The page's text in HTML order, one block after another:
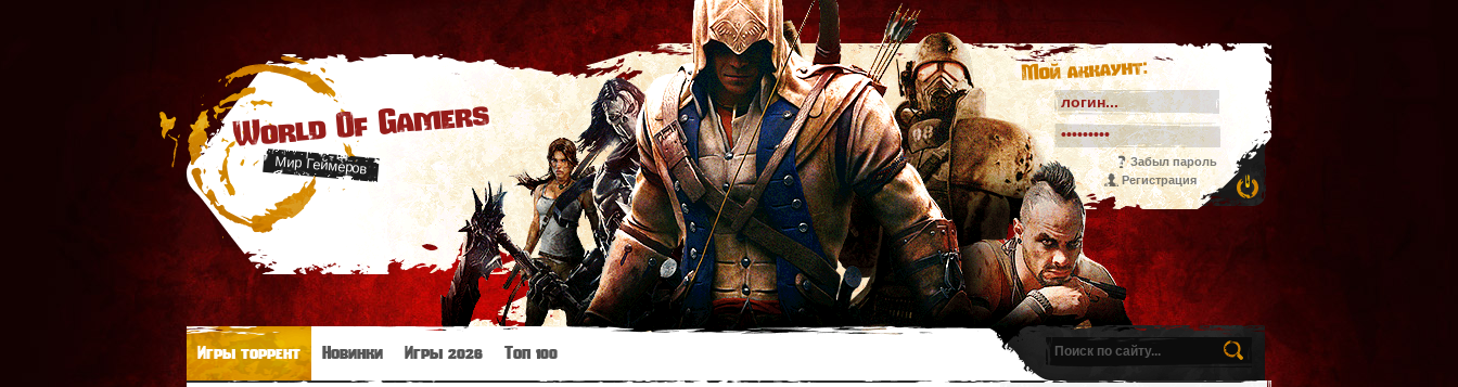
World Of Gamers
Мир Геймеров
Мой аккаунт:
Забыл пароль
Регистрация
Игры торрент Новинки Игры 2026 Топ 100